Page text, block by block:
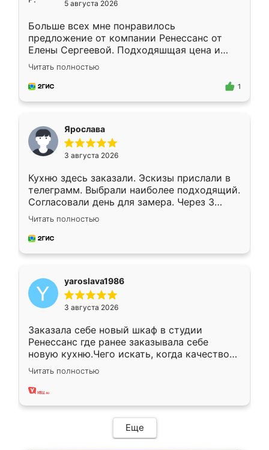
5 августа 2026
Больше всех мне понравилось
предложение от компании Ренессанс от
Елены Сергеевой. Подходяшщая цена и
короткие сроки изготовления. Приехавший
для замера сотрудник Владислав
предложил по моему эскизу самый
Читать полностью
1
Ярослава
3 августа 2026
Кухню здесь заказали. Эскизы прислали в
телеграмм. Выбрали наиболее подходящий.
Согласовали день для замера. Через 3
недели кухня была уже готова. Остались
довольны работой. Спасибо Ренессанс
мебель за качественную работу!
Читать полностью
yaroslava1986
3 августа 2026
Заказала себе новый шкаф в студии
Ренессанс где ранее заказывала себе
новую кухню.Чего искать, когда качеством
вполне довольна. Служит кухня уже почти
два года, нареканий нет.
Читать полностью
Еще